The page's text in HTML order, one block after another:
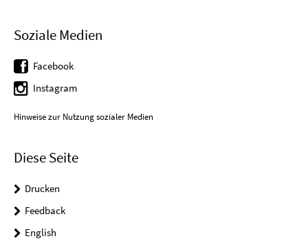
Soziale Medien
Facebook
Instagram
Hinweise zur Nutzung sozialer Medien
Diese Seite
Drucken
Feedback
English